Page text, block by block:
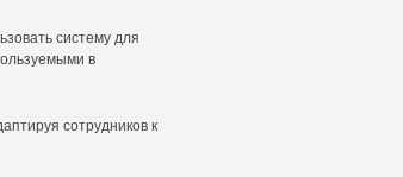
систему для
в
сотрудников к